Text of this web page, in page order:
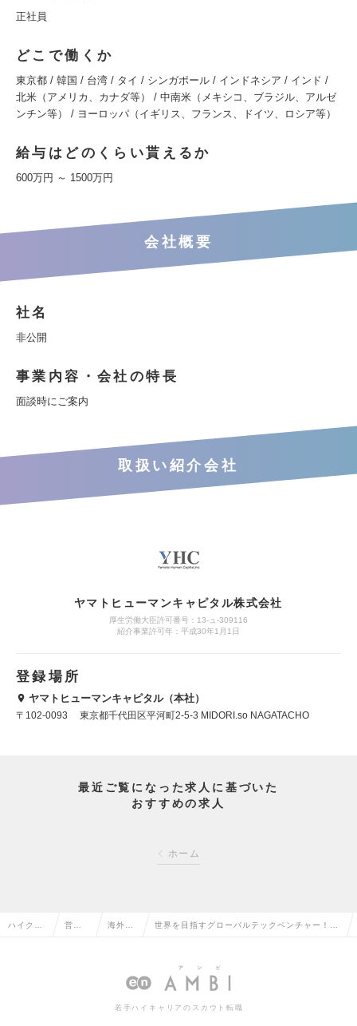
正社員
どこで働くか
東京都 / 韓国 / 台湾 / タイ / シンガポール / インドネシア / インド /
北米（アメリカ、カナダ等） / 中南米（メキシコ、ブラジル、アルゼ
ンチン等） / ヨーロッパ（イギリス、フランス、ドイツ、ロシア等）
給与はどのくらい貰えるか
600万円 ～ 1500万円
会社概要
社名
非公開
事業内容・会社の特長
面談時にご案内
取扱い紹介会社
ヤマトヒューマンキャピタル株式会社
厚生労働大臣許可番号：13-ュ-309116
紹介事業許可年：平成30年1月1日
登録場所
ヤマトヒューマンキャピタル（本社）
〒102-0093 東京都千代田区平河町2-5-3 MIDORI.so NAGATACHO
最近ご覧になった求人に基づいた
おすすめの求人
ホーム
ハイクラ 営業 海外営 世界を目指すグローバルテックベンチャー！
若手ハイキャリアのスカウト転職